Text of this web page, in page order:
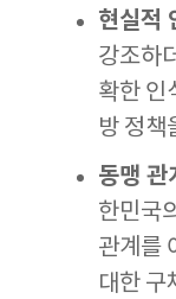
현실적
강조하
확한 인
방 정책
동맹 관
한민국
관계를
대한 구